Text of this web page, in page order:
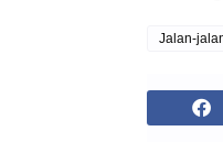
Jalan-